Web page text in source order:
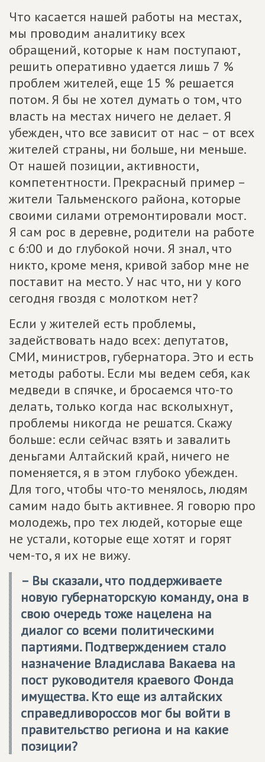
Что касается нашей работы на местах,
мы проводим аналитику всех
обращений, которые к нам поступают,
решить оперативно удается лишь 7 %
проблем жителей, еще 15 % решается
потом. Я бы не хотел думать о том, что
власть на местах ничего не делает. Я
убежден, что все зависит от нас – от всех
жителей страны, ни больше, ни меньше.
От нашей позиции, активности,
компетентности. Прекрасный пример –
жители Тальменского района, которые
своими силами отремонтировали мост.
Я сам рос в деревне, родители на работе
с 6:00 и до глубокой ночи. Я знал, что
никто, кроме меня, кривой забор мне не
поставит на место. У нас что, ни у кого
сегодня гвоздя с молотком нет?
Если у жителей есть проблемы,
задействовать надо всех: депутатов,
СМИ, министров, губернатора. Это и есть
методы работы. Если мы ведем себя, как
медведи в спячке, и бросаемся что-то
делать, только когда нас всколыхнут,
проблемы никогда не решатся. Скажу
больше: если сейчас взять и завалить
деньгами Алтайский край, ничего не
поменяется, я в этом глубоко убежден.
Для того, чтобы что-то менялось, людям
самим надо быть активнее. Я говорю про
молодежь, про тех людей, которые еще
не устали, которые еще хотят и горят
чем-то, я их не вижу.
– Вы сказали, что поддерживаете
новую губернаторскую команду, она в
свою очередь тоже нацелена на
диалог со всеми политическими
партиями. Подтверждением стало
назначение Владислава Вакаева на
пост руководителя краевого Фонда
имущества. Кто еще из алтайских
справедливороссов мог бы войти в
правительство региона и на какие
позиции?